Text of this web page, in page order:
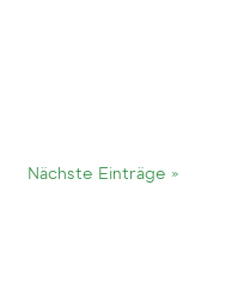
Nächste Einträge »